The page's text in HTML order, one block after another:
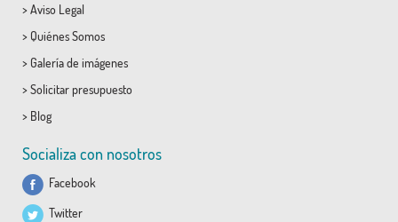
> Aviso Legal
> Quiénes Somos
> Galería de imágenes
> Solicitar presupuesto
> Blog
Socializa con nosotros
Facebook
Twitter